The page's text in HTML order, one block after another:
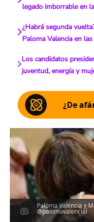
legado imborrable en
¿Habrá segunda
Paloma Valencia en
Los candidatos
juventud, energía y
¿De
Paloma Valencia y
@palomavalencial